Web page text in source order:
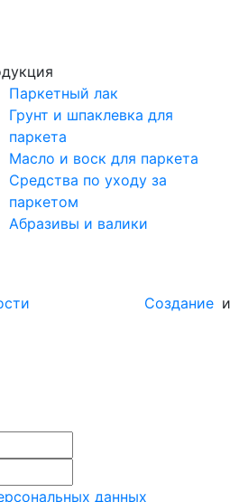
Паркетный лак
Грунт и шпаклевка для
паркета
Масло и воск для паркета
Средства по уходу за
паркетом
Абразивы и валики
Создание и
данных